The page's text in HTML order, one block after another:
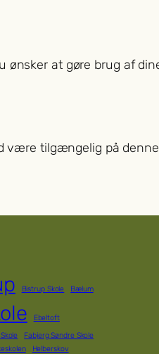
ønsker at gøre brug af
være tilgængelig på denne
Bistrup Skole Bælum
Ebeltoft
Fabjerg Søndre Skole
Helberskov